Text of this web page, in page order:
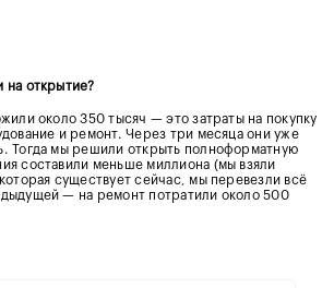
на открытие?
около 350 тысяч — это затраты на покупку
и ремонт. Через три месяца они уже
Тогда мы решили открыть полноформатную
составили меньше миллиона (мы взяли
существует сейчас, мы перевезли всё
— на ремонт потратили около 500